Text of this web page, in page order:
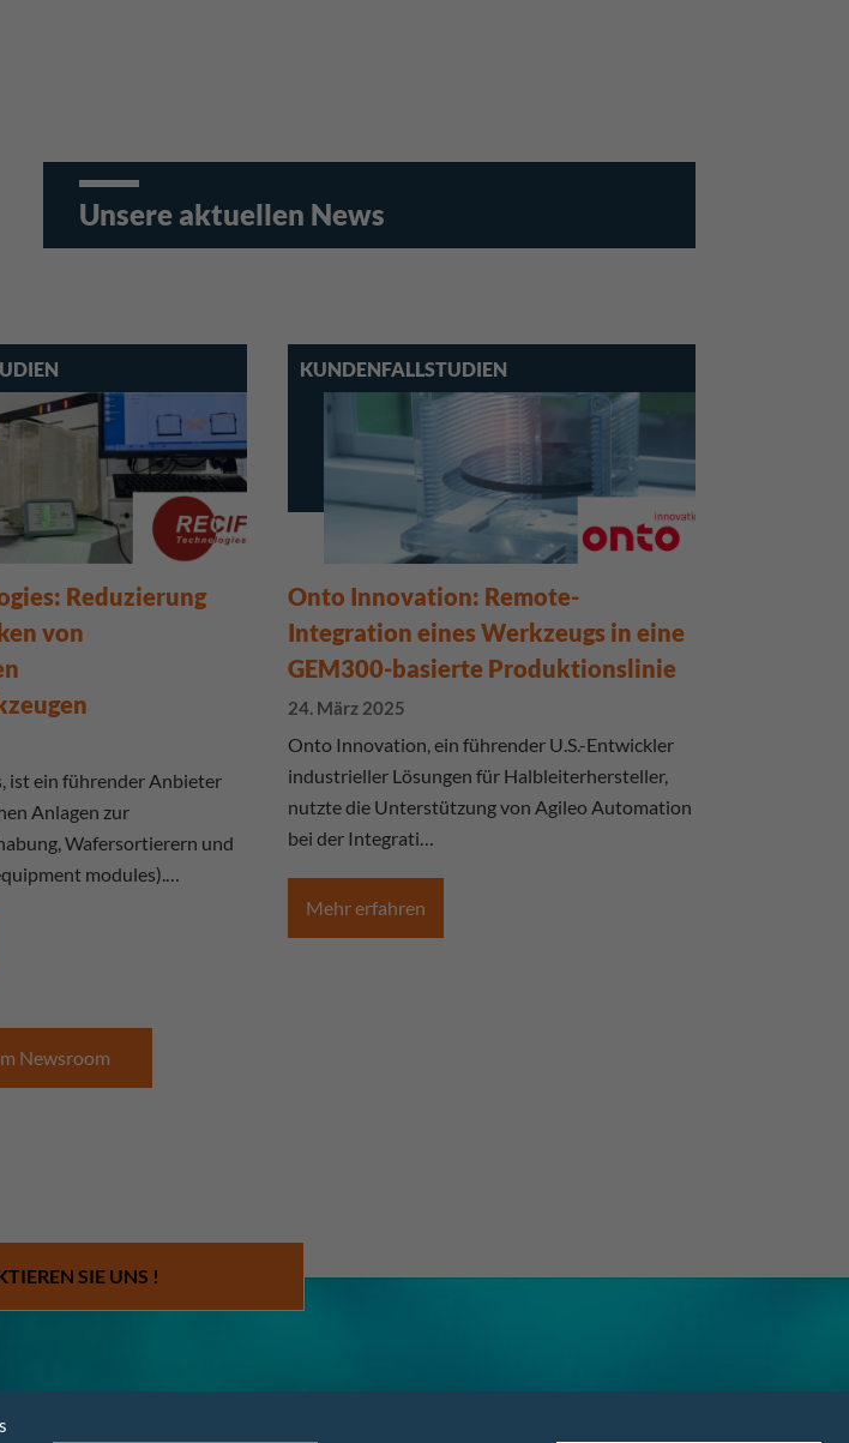
Unsere aktuellen News
Reduzierung
von
ist ein führender Anbieter
Anlagen zur
Wafersortierern und
modules).…
KUNDENFALLSTUDIEN
Onto Innovation: Remote-
Integration eines Werkzeugs in eine
GEM300-basierte Produktionslinie
24. März 2025
Onto Innovation, ein führender U.S.-Entwickler
industrieller Lösungen für Halbleiterhersteller,
nutzte die Unterstützung von Agileo Automation
bei der Integrati…
Mehr erfahren
Newsroom
SIE UNS !